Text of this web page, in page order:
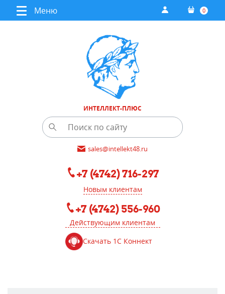
Меню 0
ИНТЕЛЛЕКТ-ПЛЮС
sales@intellekt48.ru
+7 (4742) 716-297
Новым клиентам
+7 (4742) 556-960
Действующим клиентам
Скачать 1С Коннект